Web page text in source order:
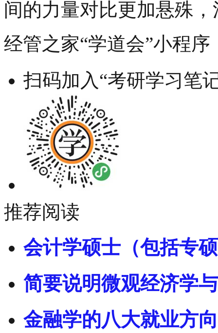
间的力量对比更加悬殊
经管之家“学道会”小程序
扫码加入“考研学习笔
推荐阅读
会计学硕士（包括专
简要说明微观经济学
金融学的八大就业方